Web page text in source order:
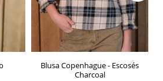
Blusa Copenhague - Escosés
Charcoal